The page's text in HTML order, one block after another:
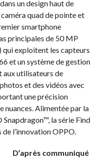
un design haut de
quad de pointe et
smartphone
principales de 50 MP
qui exploitent les capteurs
et un système de gestion
aux utilisateurs de
et des vidéos avec
une précision
nuances. Alimentée par la
la série Find
l’innovation OPPO.
D’après communiqué